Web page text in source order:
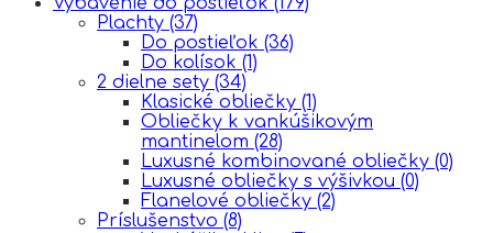
Plachty (37)
Do postieľok (36)
Do kolísok (1)
2 dielne sety (34)
Klasické obliečky (1)
Obliečky k vankúšikovým
mantinelom (28)
Luxusné kombinované obliečky (0)
Luxusné obliečky s výšivkou (0)
Flanelové obliečky (2)
Príslušenstvo (8)